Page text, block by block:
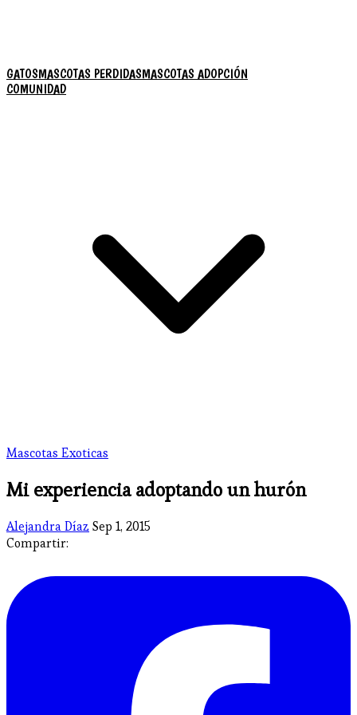
GATOSMASCOTAS PERDIDASMASCOTAS ADOPCIÓN
COMUNIDAD
Mascotas Exoticas
Mi experiencia adoptando un hurón
Alejandra DíazSep 1, 2015
Compartir: